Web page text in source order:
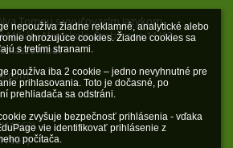
nepoužíva žiadne reklamné, analytické alebo
ohrozujúce cookies. Žiadne cookies sa
s tretími stranami.
používa iba 2 cookie – jedno nevyhnutné pre
prihlasovania. Toto je dočasné, po
prehliadača sa odstráni.
zvyšuje bezpečnosť prihlásenia - vďaka
vie identifikovať prihlásenie z
počítača.
Tompu s vyučovacím jazykom
Mihály Alapiskola, Šrobárova 11/12,